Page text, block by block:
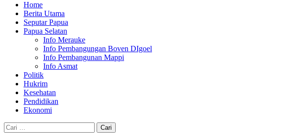
Home
Berita Utama
Seputar Papua
Papua Selatan
Info Merauke
Info Pembangungan Boven DIgoel
Info Pembangunan Mappi
Info Asmat
Politik
Hukrim
Kesehatan
Pendidikan
Ekonomi
Cari
untuk: